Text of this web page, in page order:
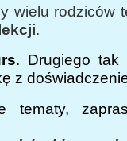
wielu rodziców
.
. Drugiego tak
z
tematy,